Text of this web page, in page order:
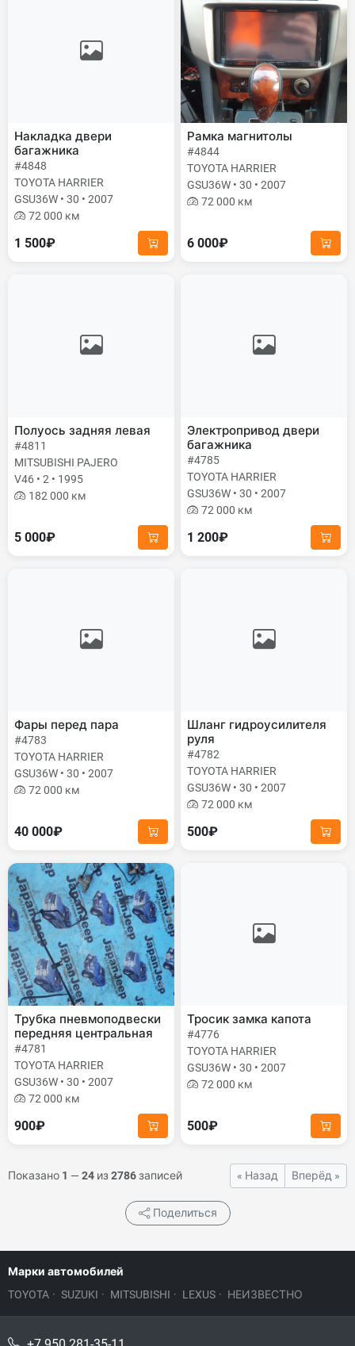
Накладка двери
багажника
#4848
TOYOTA HARRIER
GSU36W • 30 • 2007
72 000 км
1 500₽
Рамка магнитолы
#4844
TOYOTA HARRIER
GSU36W • 30 • 2007
72 000 км
6 000₽
Полуось задняя левая
#4811
MITSUBISHI PAJERO
V46 • 2 • 1995
182 000 км
5 000₽
Электропривод двери
багажника
#4785
TOYOTA HARRIER
GSU36W • 30 • 2007
72 000 км
1 200₽
Фары перед пара
#4783
TOYOTA HARRIER
GSU36W • 30 • 2007
72 000 км
40 000₽
Шланг гидроусилителя
руля
#4782
TOYOTA HARRIER
GSU36W • 30 • 2007
72 000 км
500₽
Трубка пневмоподвески
передняя центральная
#4781
TOYOTA HARRIER
GSU36W • 30 • 2007
72 000 км
900₽
Тросик замка капота
#4776
TOYOTA HARRIER
GSU36W • 30 • 2007
72 000 км
500₽
Показано 1 — 24 из2786записей « Назад Вперёд »
Поделиться
Марки автомобилей
TOYOTA · SUZUKI · MITSUBISHI · LEXUS · НЕИЗВЕСТНО